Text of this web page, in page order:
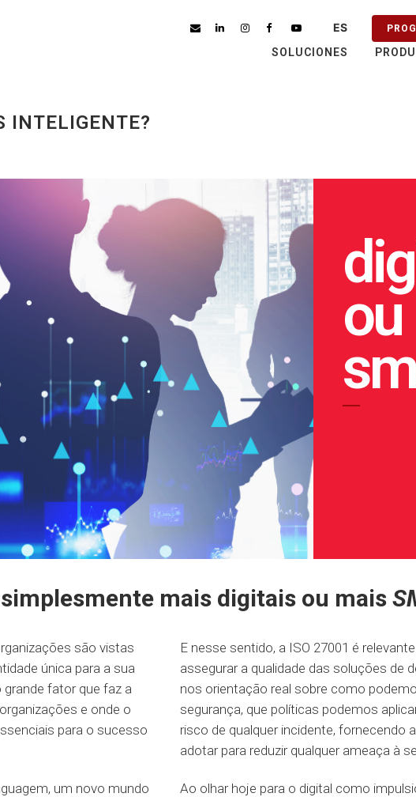
ES
PT
SOLUCIONES
INTELIGENTE?
ou
mais digitais ou mais
são vistas
única para a sua
fator que faz a
e onde o
para o sucesso
um novo mundo
E nesse sentido, a ISO 27001 é
assegurar a qualidade das soluções de
nos orientação real sobre como
segurança, que políticas podemos
risco de qualquer incidente, fornecendo
adotar para reduzir qualquer ameaça à
Ao olhar hoje para o digital como